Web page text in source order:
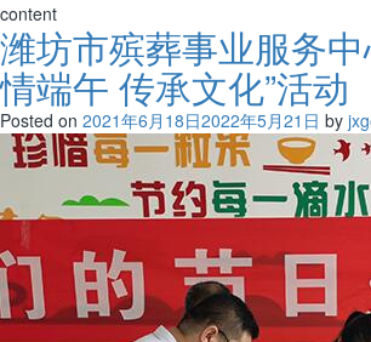
content
潍坊市殡葬事业服务中
情端午 传承文化”活动
Posted on 2021年6月18日2022年5月21日 by